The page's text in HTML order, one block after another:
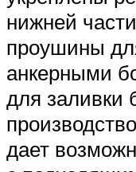
нижней
проушины
анкерными
для заливки
дает